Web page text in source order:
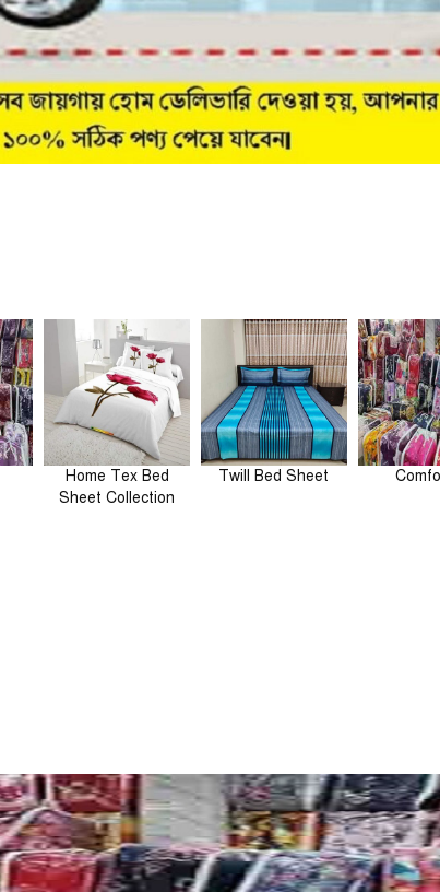
Home Tex Bed
Sheet Collection
Twill Bed Sheet